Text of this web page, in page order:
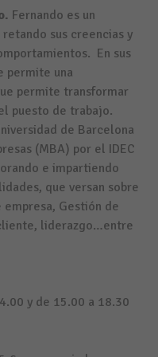
Fernando es un
sus creencias y
En sus
permite una
permite transformar
puesto de trabajo.
de Barcelona
(MBA) por el IDEC
e impartiendo
que versan sobre
Gestión de
liderazgo…entre
y de 15.00 a 18.30